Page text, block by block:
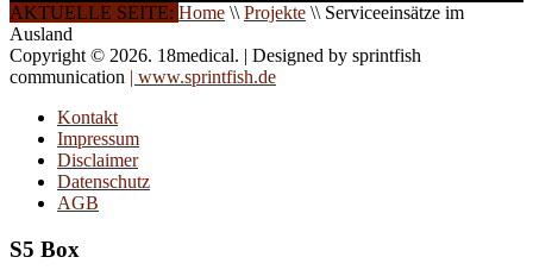
AKTUELLE SEITE: Home \\ Projekte \\ Serviceeinsätze im
Ausland
Copyright © 2026. 18medical. | Designed by sprintfish
communication | www.sprintfish.de
Kontakt
Impressum
Disclaimer
Datenschutz
AGB
S5 Box